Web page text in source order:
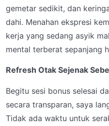
gemetar sedikit, dan
dahi. Menahan ekspresi
kerja yang sedang asyik
mental terberat sepanjang
Refresh Otak Sejenak
Begitu sesi bonus selesai
secara transparan, saya
Tidak ada waktu untuk